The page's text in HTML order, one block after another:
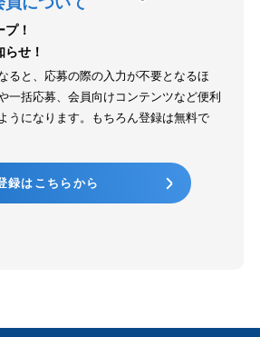
！
せ！
ると、応募の際の入力が不要となるほ
一括応募、会員向けコンテンツなど便利
うになります。もちろん登録は無料で
録はこちらから